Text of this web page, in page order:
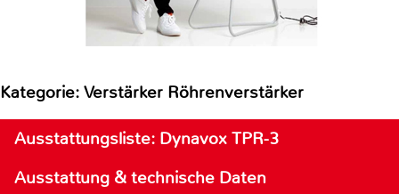
Kategorie: Verstärker Röhrenverstärker
Ausstattungsliste: Dynavox TPR-3
Ausstattung & technische Daten